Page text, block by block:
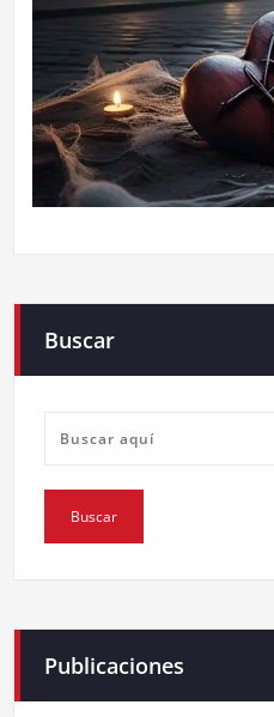
Buscar
Publicaciones